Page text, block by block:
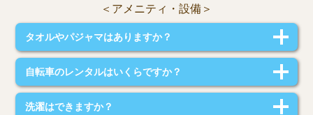
＜アメニティ・設備＞
タオルやパジャマはありますか？
バスタオル、フェイスタオル、ドライヤーのご用意がございます。
ナイトウェアにつきましてはご準備ください。
自転車のレンタルはいくらですか？
レンタル日から翌朝10時まで1000円
現金のみ/台数に限りがあります｡
洗濯はできますか？